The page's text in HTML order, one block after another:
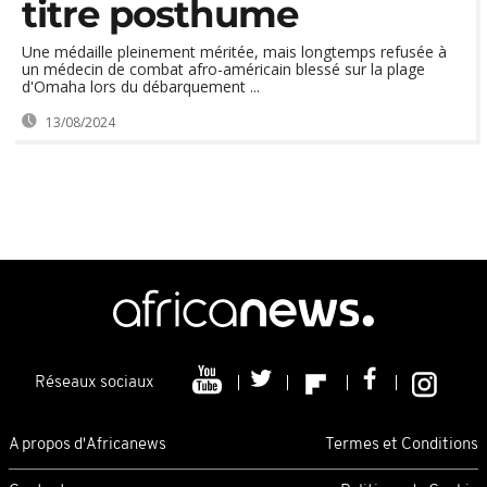
titre posthume
Une médaille pleinement méritée, mais longtemps refusée à
un médecin de combat afro-américain blessé sur la plage
d'Omaha lors du débarquement ...
13/08/2024
Réseaux sociaux
A propos d'Africanews Termes et Conditions